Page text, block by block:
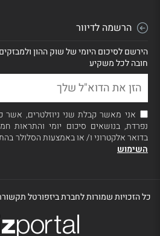
הרשמה לדיוור
הירשם לסיכום היומי של שוק ההון
חובה לכל משקיע
אני מאשר קבלת שני ניוזלטרים,
נפרדת, בנושאים סיכום יומי והתראות
בדואר אלקטרוני ו/ או באמצעות הסלולר
השימוש
כל הזכויות שמורות לחברת ביזפורטל